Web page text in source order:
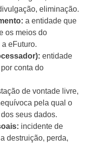
eliminação.
a entidade que
os meios do
eFuturo.
entidade
conta do
de vontade livre,
pela qual o
seus dados.
incidente de
destruição, perda,